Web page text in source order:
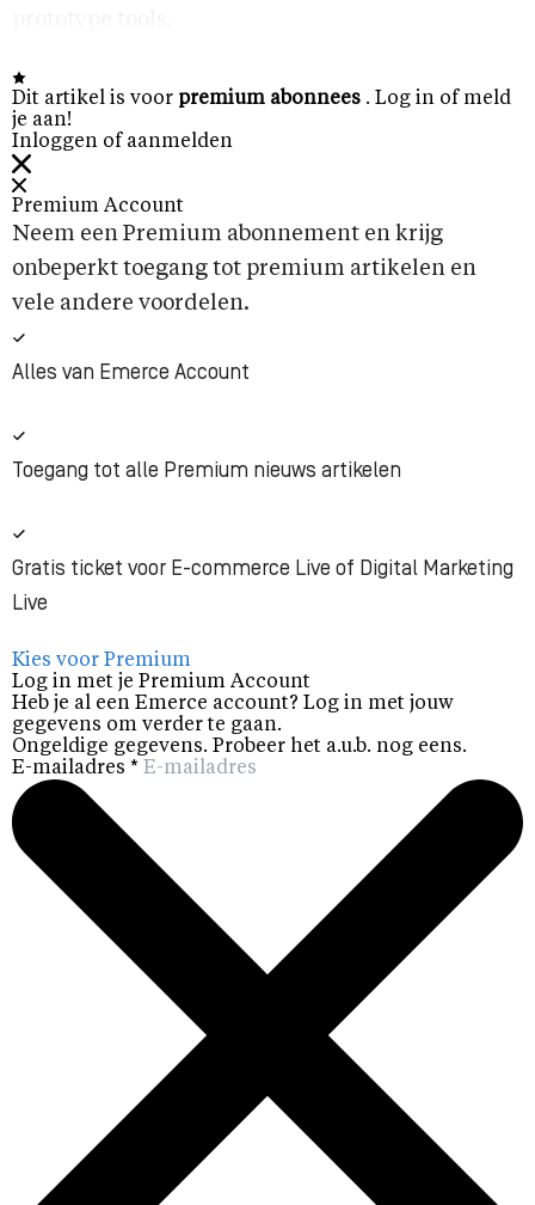
Dit artikel is voor premium abonnees . Log in of meld
je aan!
Inloggen of aanmelden
Premium Account
Neem een Premium abonnement en krijg
onbeperkt toegang tot premium artikelen en
vele andere voordelen.
Alles van Emerce Account
Toegang tot alle Premium nieuws artikelen
Gratis ticket voor E-commerce Live of Digital Marketing
Live
Kies voor Premium
Log in met je Premium Account
Heb je al een Emerce account? Log in met jouw
gegevens om verder te gaan.
Ongeldige gegevens. Probeer het a.u.b. nog eens.
E-mailadres *